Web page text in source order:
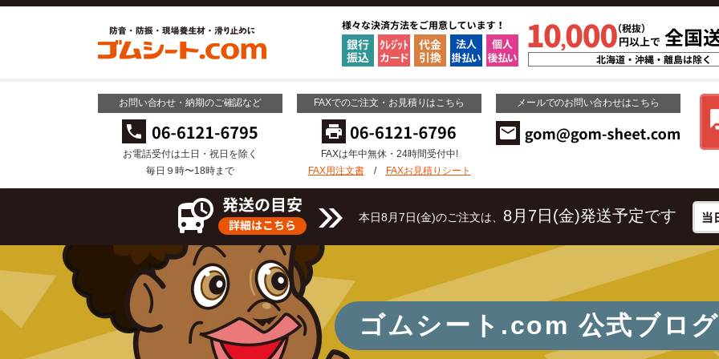
お問い合わせ・納期のご確認など
お電話受付は土日・祝日を除く
毎日９時〜18時まで
FAXでのご注文・お見積りはこちら
FAXは年中無休・24時間受付中!
FAX用注文書/ FAXお見積りシート
メールでのお問い合わせはこちら
本日8月7日(金)のご注文は、 8月7日(金)発送予定です
ゴムシート.com 公式ブログ